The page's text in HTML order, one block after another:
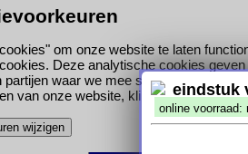
om onze website te laten
Deze analytische cookies
waar we mee samen werken,
van onze website, klik hieronder dan
wijzigen
eindstuk
online voorraad: